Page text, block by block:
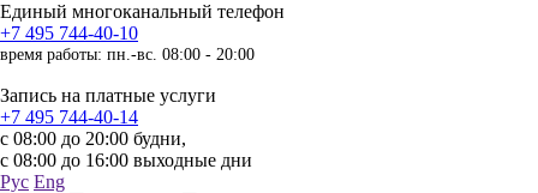
Единый многоканальный телефон
+7 495 744-40-10
время работы: пн.-вс. 08:00 - 20:00
Запись на платные услуги
+7 495 744-40-14
с 08:00 до 20:00 будни,
с 08:00 до 16:00 выходные дни
Рус Eng